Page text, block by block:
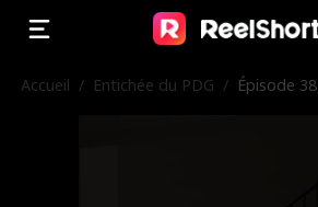
Accueil / Entichée du PDG / Épisode 38